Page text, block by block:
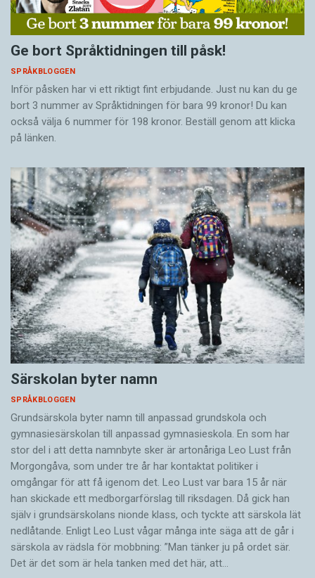
Ge bort Språktidningen till påsk!
SPRÅKBLOGGEN
Inför påsken har vi ett riktigt fint erbjudande. Just nu kan du ge
bort 3 nummer av Språktidningen för bara 99 kronor! Du kan
också välja 6 nummer för 198 kronor. Beställ genom att klicka
på länken.
Särskolan byter namn
SPRÅKBLOGGEN
Grundsärskola byter namn till anpassad grundskola och
gymnasiesärskolan till anpassad gymnasieskola. En som har
stor del i att detta namnbyte sker är artonåriga Leo Lust från
Morgongåva, som under tre år har kontaktat politiker i
omgångar för att få igenom det. Leo Lust var bara 15 år när
han skickade ett medborgarförslag till riksdagen. Då gick han
själv i grundsärskolans nionde klass, och tyckte att särskola lät
nedlåtande. Enligt Leo Lust vågar många inte säga att de går i
särskola av rädsla för mobbning: ”Man tänker ju på ordet sär.
Det är det som är hela tanken med det här, att…